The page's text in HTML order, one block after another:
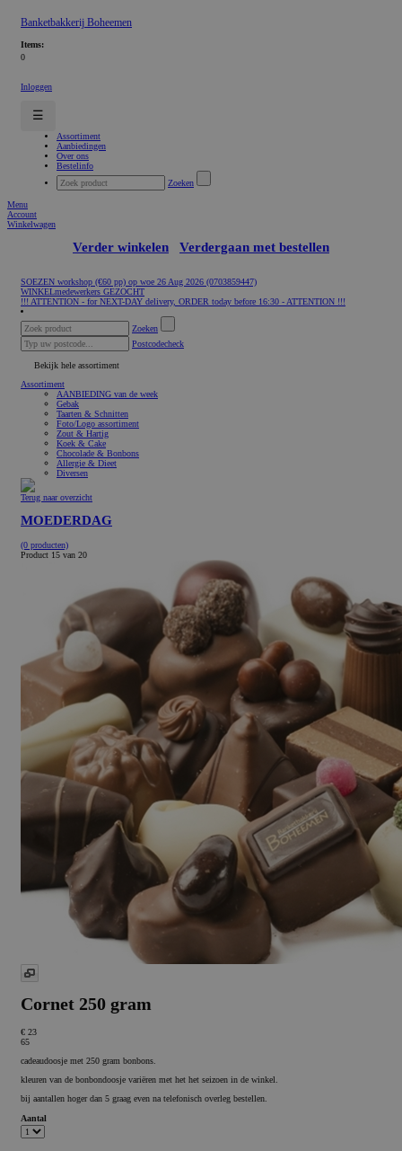
Banketbakkerij Boheemen
Items:
0
Inloggen
☰
Assortiment
Aanbiedingen
Over ons
Bestelinfo
Zoeken
Menu
Account
Winkelwagen
Verder winkelen Verdergaan met bestellen
SOEZEN workshop (€60 pp) op woe 26 Aug 2026 (0703859447)
WINKELmedewerkers GEZOCHT
!!! ATTENTION - for NEXT-DAY delivery, ORDER today before 16:30 - ATTENTION !!!
Zoeken
Postcodecheck
Bekijk hele assortiment
Assortiment
AANBIEDING van de week
Gebak
Taarten & Schnitten
Foto/Logo assortiment
Zout & Hartig
Koek & Cake
Chocolade & Bonbons
Allergie & Dieet
Diversen
Terug naar overzicht
MOEDERDAG
(0 producten)
Product 15 van 20
Cornet 250 gram
€ 23
65
cadeaudoosje met 250 gram bonbons.
kleuren van de bonbondoosje variëren met het het seizoen in de winkel.
bij aantallen hoger dan 5 graag even na telefonisch overleg bestellen.
Aantal